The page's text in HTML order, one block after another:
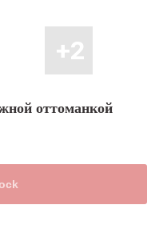
оттоманкой